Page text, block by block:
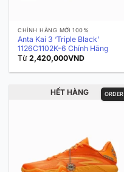
CHÍNH HÃNG MỚI 100%
Anta Kai 3 ‘Triple Black’
1126C1102K-6 Chính Hãng
Từ2,420,000VND
ORDER
HẾT HÀNG